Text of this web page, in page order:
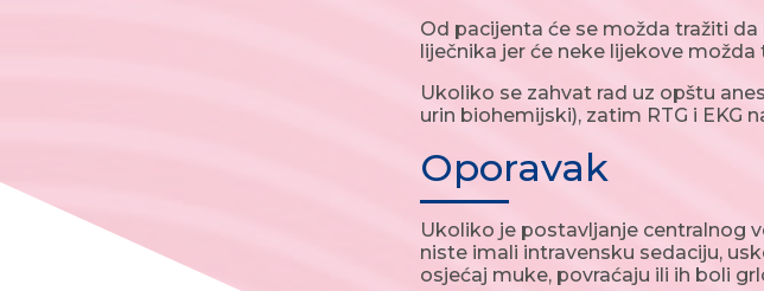
Od pacijenta će se možda tražiti
liječnika jer će neke lijekove
Ukoliko se zahvat rad uz opštu
urin biohemijski), zatim RTG i EKG
Oporavak
Ukoliko je postavljanje centralnog
niste imali intravensku sedaciju,
osjećaj muke, povraćaju ili ih boli